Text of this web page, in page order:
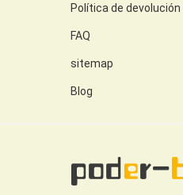
Política de devolución
FAQ
sitemap
Blog